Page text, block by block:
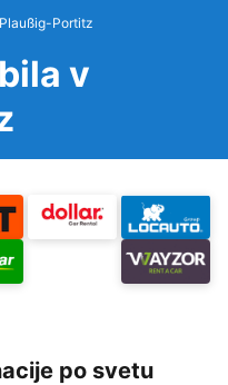
Plaußig-Portitz
v
po svetu